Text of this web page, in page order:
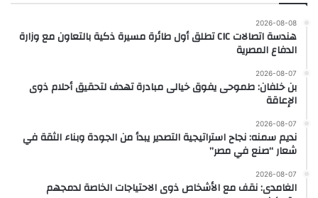
2026-08-08
هندسة اتصالات CIC تطلق أول طائرة مسيرة ذكية بالتعاون مع وزارة
الدفاع المصرية
2026-08-07
بن خلفان: طموحى يفوق خيالى مبادرة تهدف لتحقيق أحلام ذوى
الإعاقة
2026-08-07
نديم سمنه: نجاح استراتيجية التصدير يبدأ من الجودة وبناء الثقة في
شعار “صنع في مصر”
2026-08-07
الغامدى: نقف مع الأشخاص ذوى الاحتياجات الخاصة لدمجهم